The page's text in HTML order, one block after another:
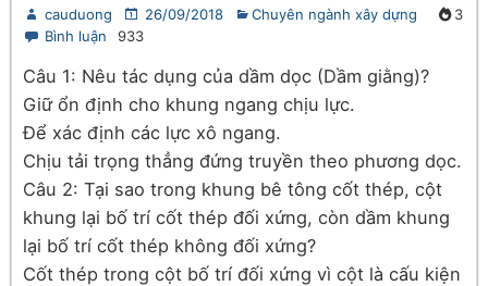
cauduong 26/09/2018
Chuyên ngành xây dựng
Bình luận
3
933
Câu 1: Nêu tác dụng của dầm dọc (Dầm giằng)?
Giữ ổn định cho khung ngang chịu lực.
Để xác định các lực xô ngang.
Chịu tải trọng thẳng đứng truyền theo phương dọc.
Câu 2: Tại sao trong khung bê tông cốt thép, cột
khung lại bố trí cốt thép đối xứng, còn dầm khung
lại bố trí cốt thép không đối xứng?
Cốt thép trong cột bố trí đối xứng vì cột là cấu kiện